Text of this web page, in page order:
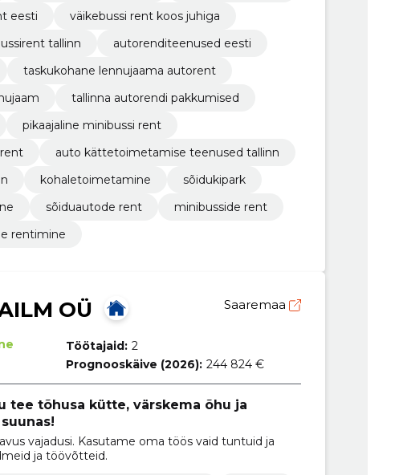
eesti
väikebussi rent koos juhiga
tallinn
autorenditeenused eesti
taskukohane lennujaama autorent
tallinna autorendi pakkumised
pikaajaline minibussi rent
auto kättetoimetamise teenused tallinn
kohaletoimetamine
sõidukipark
sõiduautode rent
minibusside rent
rentimine
OÜ Saaremaa
Töötajaid: 2
Prognooskäive (2026): 244 824 €
tee tõhusa kütte, värskema õhu ja
vajadusi. Kasutame oma töös vaid tuntuid ja
ja töövõtteid.